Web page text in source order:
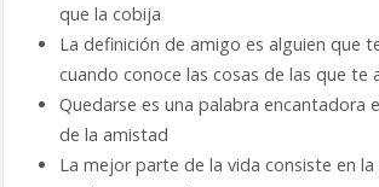
que la cobija
La definición de amigo es alguien que
cuando conoce las cosas de las que te
Quedarse es una palabra encantadora
de la amistad
La mejor parte de la vida consiste en